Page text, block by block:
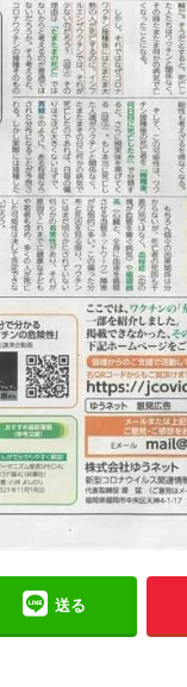
送る